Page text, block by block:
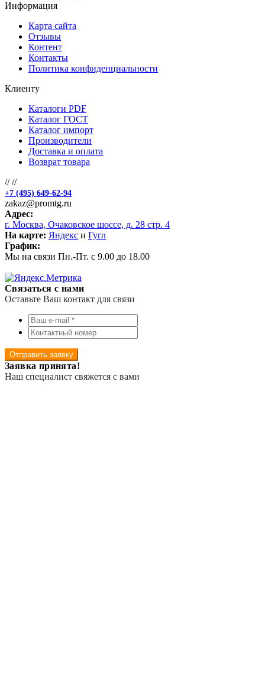
Информация
Карта сайта
Отзывы
Контент
Контакты
Политика конфиденциальности
Клиенту
Каталоги PDF
Каталог ГОСТ
Каталог импорт
Производители
Доставка и оплата
Возврат товара
////
+7 (495) 649-62-94
zakaz@promtg.ru
Адрес:
г. Москва, Очаковское шоссе, д. 28 стр. 4
На карте: Яндекс и Гугл
График:
Мы на связи Пн.-Пт. с 9.00 до 18.00
Связаться с нами
Оставьте Ваш контакт для связи
Отправить заявку
Заявка принята!
Наш специалист свяжется с вами